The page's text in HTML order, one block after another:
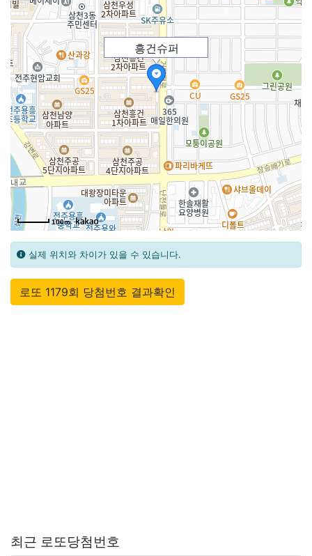
흥건슈퍼
100m
실제 위치와 차이가 있을 수 있습니다.
로또 1179회 당첨번호 결과확인
최근 로또당첨번호